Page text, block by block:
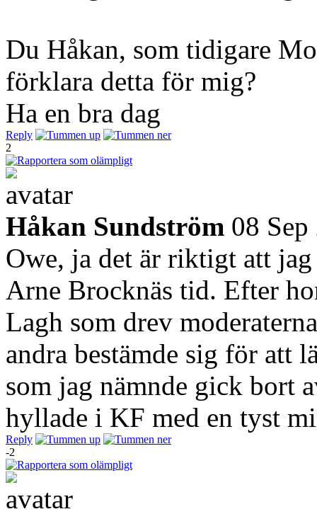
Du Håkan, som tidigare
förklara detta för mig?
Ha en bra dag
Reply
2
Håkan Sundström 08
Owe, ja det är riktigt att
Arne Brocknäs tid. Efter
Lagh som drev
andra bestämde sig för att
som jag nämnde gick bort
hyllade i KF med en tyst
Reply
-2